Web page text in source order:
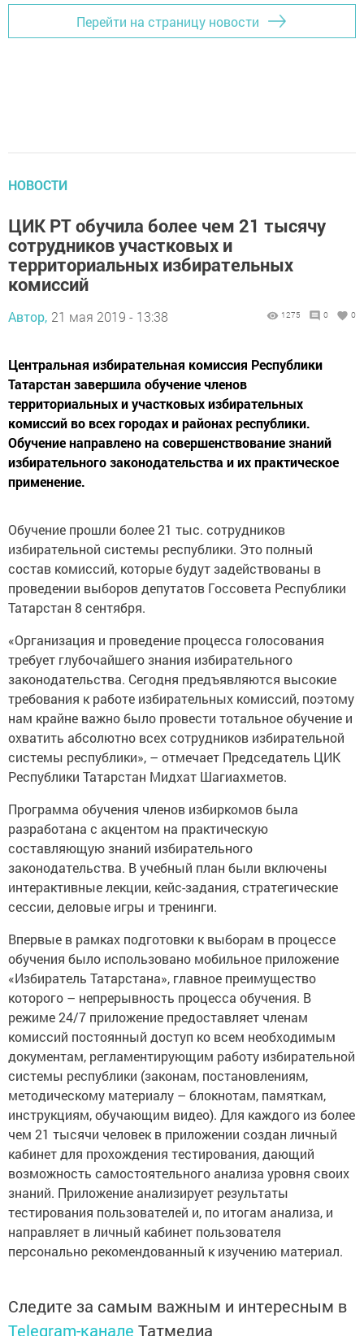
Перейти на страницу новости
НОВОСТИ
ЦИК РТ обучила более чем 21 тысячу
сотрудников участковых и
территориальных избирательных
комиссий
Автор, 21 мая 2019 - 13:38 1275 0 0
Центральная избирательная комиссия Республики
Татарстан завершила обучение членов
территориальных и участковых избирательных
комиссий во всех городах и районах республики.
Обучение направлено на совершенствование знаний
избирательного законодательства и их практическое
применение.
Обучение прошли более 21 тыс. сотрудников
избирательной системы республики. Это полный
состав комиссий, которые будут задействованы в
проведении выборов депутатов Госсовета Республики
Татарстан 8 сентября.
«Организация и проведение процесса голосования
требует глубочайшего знания избирательного
законодательства. Сегодня предъявляются высокие
требования к работе избирательных комиссий, поэтому
нам крайне важно было провести тотальное обучение и
охватить абсолютно всех сотрудников избирательной
системы республики», – отмечает Председатель ЦИК
Республики Татарстан Мидхат Шагиахметов.
Программа обучения членов избиркомов была
разработана с акцентом на практическую
составляющую знаний избирательного
законодательства. В учебный план были включены
интерактивные лекции, кейс-задания, стратегические
сессии, деловые игры и тренинги.
Впервые в рамках подготовки к выборам в процессе
обучения было использовано мобильное приложение
«Избиратель Татарстана», главное преимущество
которого – непрерывность процесса обучения. В
режиме 24/7 приложение предоставляет членам
комиссий постоянный доступ ко всем необходимым
документам, регламентирующим работу избирательной
системы республики (законам, постановлениям,
методическому материалу – блокнотам, памяткам,
инструкциям, обучающим видео). Для каждого из более
чем 21 тысячи человек в приложении создан личный
кабинет для прохождения тестирования, дающий
возможность самостоятельного анализа уровня своих
знаний. Приложение анализирует результаты
тестирования пользователей и, по итогам анализа, и
направляет в личный кабинет пользователя
персонально рекомендованный к изучению материал.
Следите за самым важным и интересным в
Telegram-канале Татмедиа